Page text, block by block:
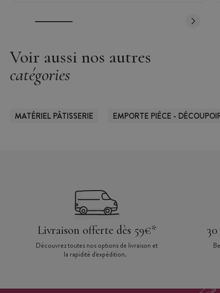
Voir aussi nos autres
catégories
MATÉRIEL PÂTISSERIE EMPORTE PIÈCE -
Livraison offerte dès 59€*
Découvrez toutes nos options de livraison et
la rapidité d'expédition.